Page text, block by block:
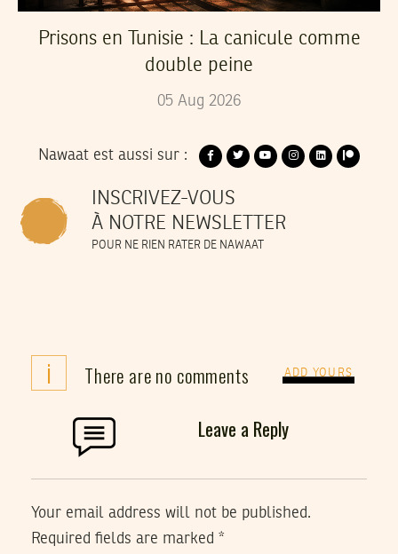
Prisons en Tunisie : La canicule comme
double peine
05 Aug 2026
Nawaat est aussi sur :
INSCRIVEZ-VOUS
À NOTRE NEWSLETTER
POUR NE RIEN RATER DE NAWAAT
i There are no comments ADD YOURS
Leave a Reply
Your email address will not be published.
Required fields are marked *